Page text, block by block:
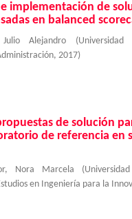
implementación de
en balanced
Alejandro (
, 2017)
de solución
de referencia en
Nora Marcela (
en Ingeniería para la